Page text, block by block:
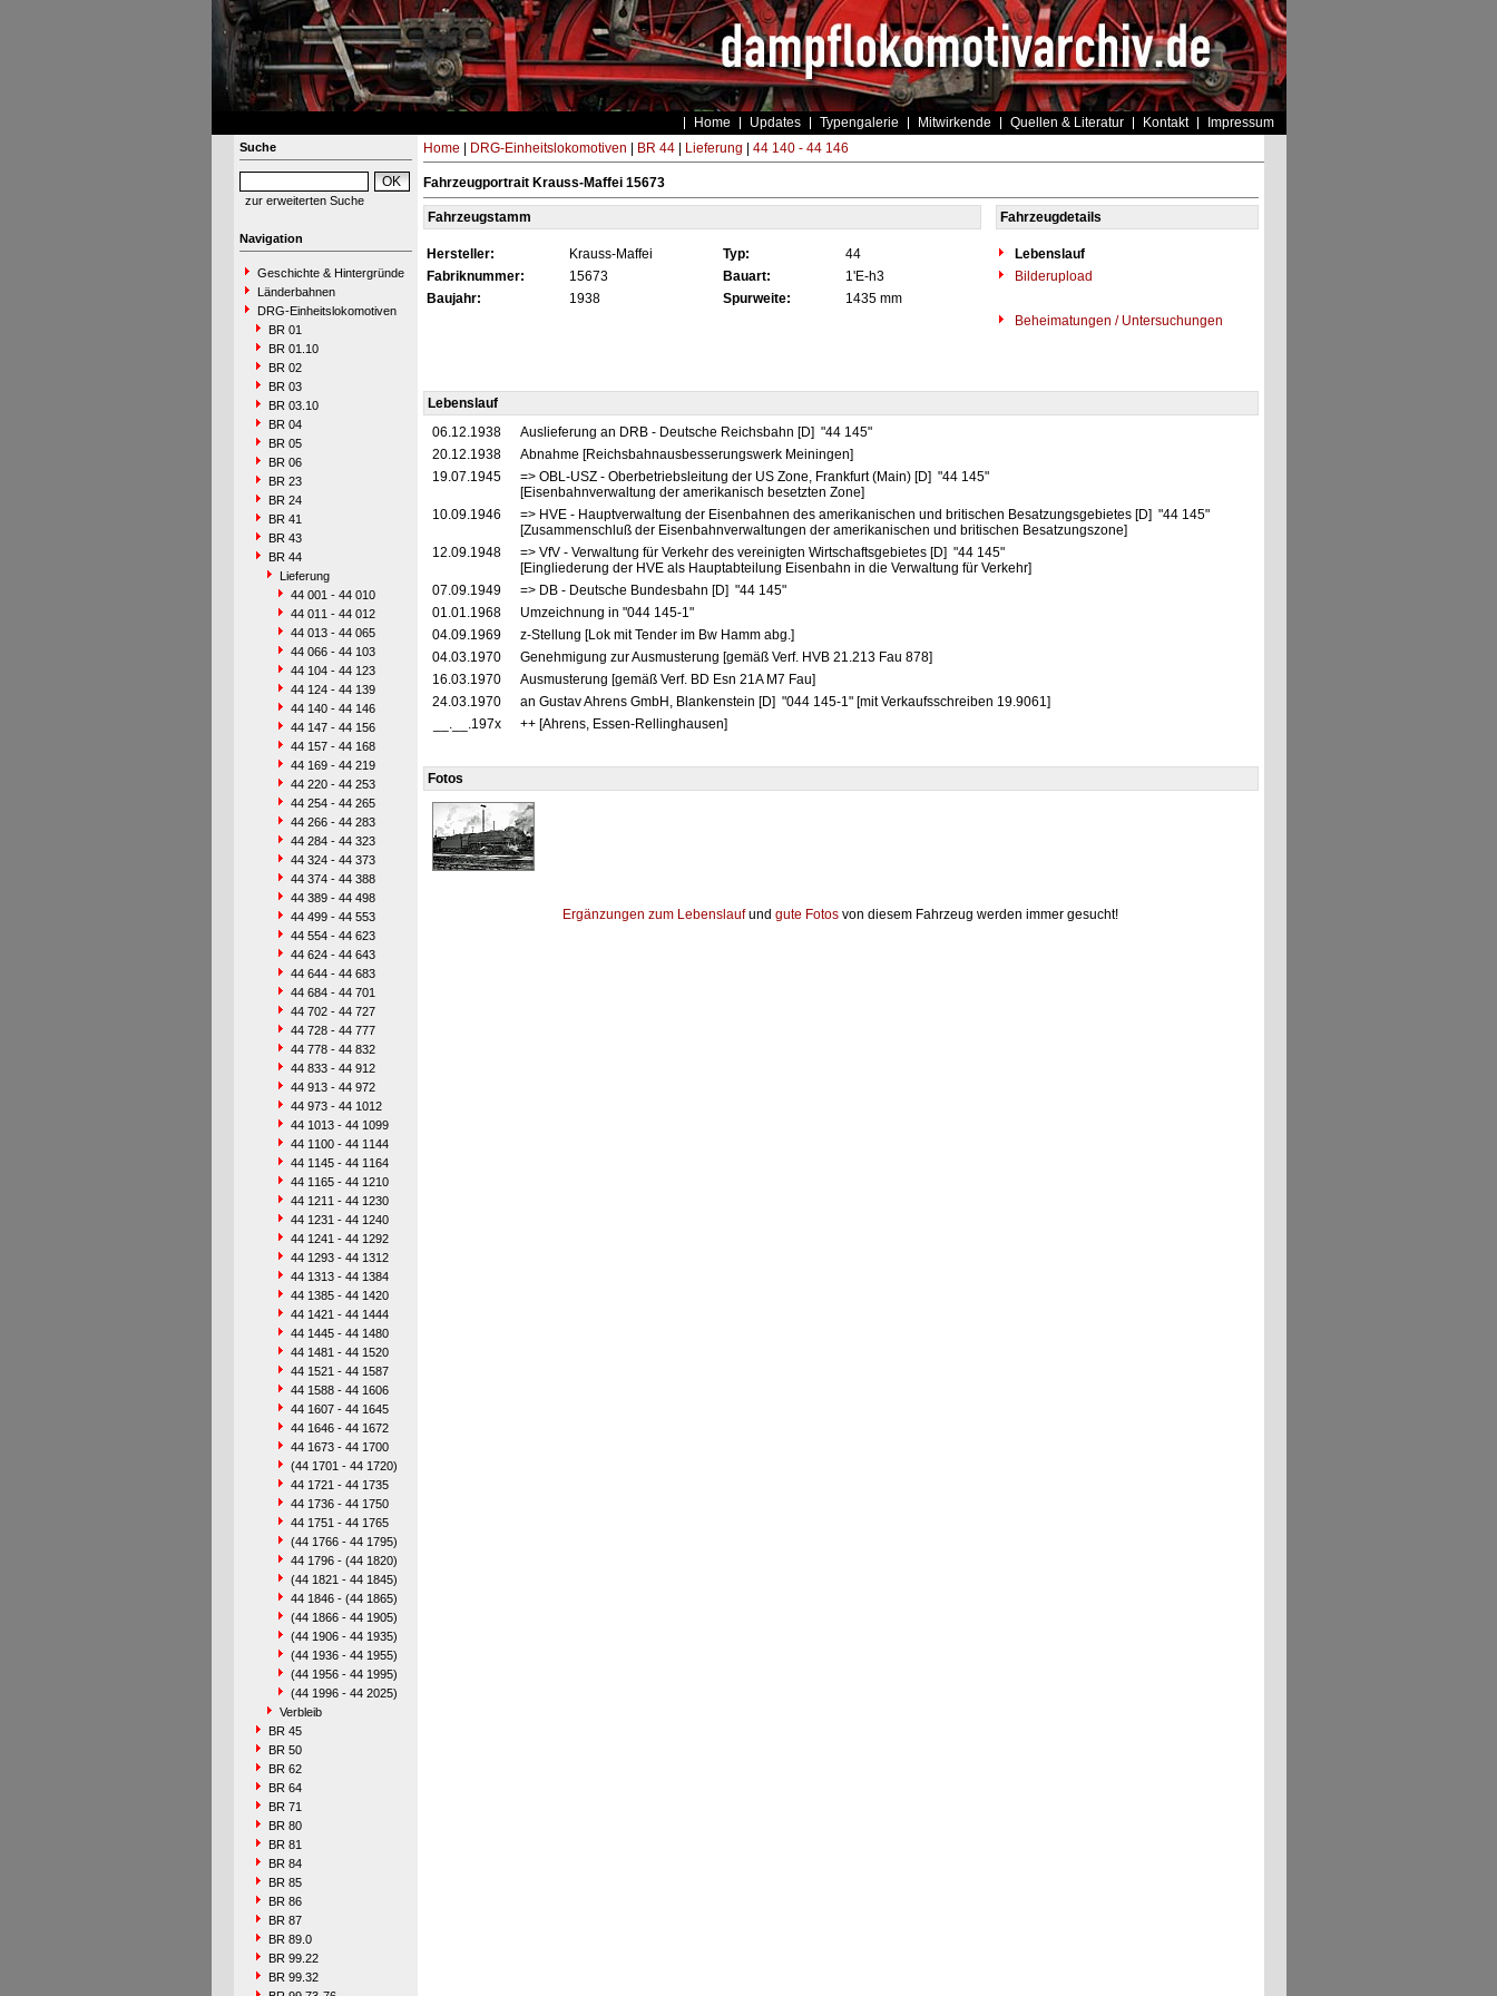
Home Updates Typengalerie Mitwirkende Quellen & Literatur Kontakt Impressum
Suche
zur erweiterten Suche
Navigation
Geschichte & Hintergründe
Länderbahnen
DRG-Einheitslokomotiven
BR 01
BR 01.10
BR 02
BR 03
BR 03.10
BR 04
BR 05
BR 06
BR 23
BR 24
BR 41
BR 43
BR 44
Lieferung
44 001 - 44 010
44 011 - 44 012
44 013 - 44 065
44 066 - 44 103
44 104 - 44 123
44 124 - 44 139
44 140 - 44 146
44 147 - 44 156
44 157 - 44 168
44 169 - 44 219
44 220 - 44 253
44 254 - 44 265
44 266 - 44 283
44 284 - 44 323
44 324 - 44 373
44 374 - 44 388
44 389 - 44 498
44 499 - 44 553
44 554 - 44 623
44 624 - 44 643
44 644 - 44 683
44 684 - 44 701
44 702 - 44 727
44 728 - 44 777
44 778 - 44 832
44 833 - 44 912
44 913 - 44 972
44 973 - 44 1012
44 1013 - 44 1099
44 1100 - 44 1144
44 1145 - 44 1164
44 1165 - 44 1210
44 1211 - 44 1230
44 1231 - 44 1240
44 1241 - 44 1292
44 1293 - 44 1312
44 1313 - 44 1384
44 1385 - 44 1420
44 1421 - 44 1444
44 1445 - 44 1480
44 1481 - 44 1520
44 1521 - 44 1587
44 1588 - 44 1606
44 1607 - 44 1645
44 1646 - 44 1672
44 1673 - 44 1700
(44 1701 - 44 1720)
44 1721 - 44 1735
44 1736 - 44 1750
44 1751 - 44 1765
(44 1766 - 44 1795)
44 1796 - (44 1820)
(44 1821 - 44 1845)
44 1846 - (44 1865)
(44 1866 - 44 1905)
(44 1906 - 44 1935)
(44 1936 - 44 1955)
(44 1956 - 44 1995)
(44 1996 - 44 2025)
Verbleib
BR 45
BR 50
BR 62
BR 64
BR 71
BR 80
BR 81
BR 84
BR 85
BR 86
BR 87
BR 89.0
BR 99.22
BR 99.32
Home DRG-Einheitslokomotiven BR 44| Lieferung 44 140 - 44 146
Fahrzeugportrait Krauss-Maffei 15673
Fahrzeugstamm Fahrzeugdetails
Hersteller: Krauss-Maffei Typ: 44
Lebenslauf
Fabriknummer:
15673 Bauart: 1'E-h3
Bilderupload
Baujahr:
1938 Spurweite:
1435 mm
Beheimatungen / Untersuchungen
Lebenslauf
06.12.1938
Auslieferung an DRB - Deutsche Reichsbahn [D] "44 145"
20.12.1938
Abnahme [Reichsbahnausbesserungswerk Meiningen]
19.07.1945
=> OBL-USZ - Oberbetriebsleitung der US Zone, Frankfurt (Main) [D] "44 145"
[Eisenbahnverwaltung der amerikanisch besetzten Zone]
10.09.1946
=> HVE - Hauptverwaltung der Eisenbahnen des amerikanischen und britischen Besatzungsgebietes [D] "44 145"
[Zusammenschluß der Eisenbahnverwaltungen der amerikanischen und britischen Besatzungszone]
12.09.1948
=> VfV - Verwaltung für Verkehr des vereinigten Wirtschaftsgebietes [D] "44 145"
[Eingliederung der HVE als Hauptabteilung Eisenbahn in die Verwaltung für Verkehr]
07.09.1949
=> DB - Deutsche Bundesbahn [D] "44 145"
01.01.1968
Umzeichnung in "044 145-1"
04.09.1969
z-Stellung [Lok mit Tender im Bw Hamm abg.]
04.03.1970
Genehmigung zur Ausmusterung [gemäß Verf. HVB 21.213 Fau 878]
16.03.1970
Ausmusterung [gemäß Verf. BD Esn 21A M7 Fau]
24.03.1970
an Gustav Ahrens GmbH, Blankenstein [D] "044 145-1" [mit Verkaufsschreiben 19.9061]
__.__.197x
++ [Ahrens, Essen-Rellinghausen]
Fotos
Ergänzungen zum Lebenslaufund gute Fotos von diesem Fahrzeug werden immer gesucht!